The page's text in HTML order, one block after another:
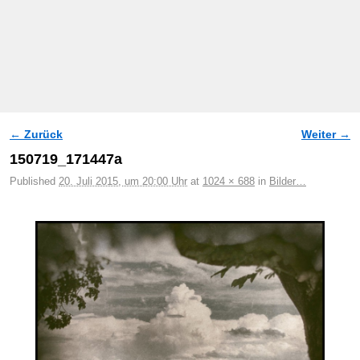
Bilder-Navigation
← Zurück Weiter →
150719_171447a
Published 20. Juli 2015, um 20:00 Uhr at 1024 × 688 in Bilder…